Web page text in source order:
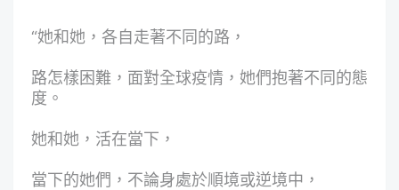
“她和她，各自走著不同的路，
路怎樣困難，面對全球疫情，她們抱著不同的態
度。
她和她，活在當下，
當下的她們，不論身處於順境或逆境中，